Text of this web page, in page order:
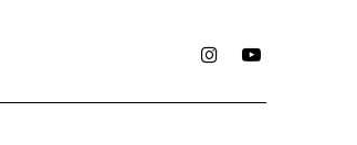
InstagramYouTube